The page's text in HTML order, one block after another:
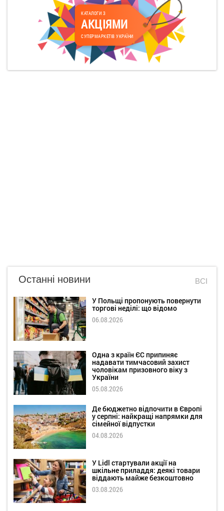
КАТАЛОГИ З
АКЦІЯМИ
СУПЕРМАРКЕТІВ УКРАЇНИ
Останні новини ВСІ
У Польщі пропонують повернути
торгові неділі: що відомо
06.08.2026
Одна з країн ЄС припиняє
надавати тимчасовий захист
чоловікам призовного віку з
України
05.08.2026
Де бюджетно відпочити в Європі
у серпні: найкращі напрямки для
сімейної відпустки
04.08.2026
У Lidl стартували акції на
шкільне приладдя: деякі товари
віддають майже безкоштовно
03.08.2026